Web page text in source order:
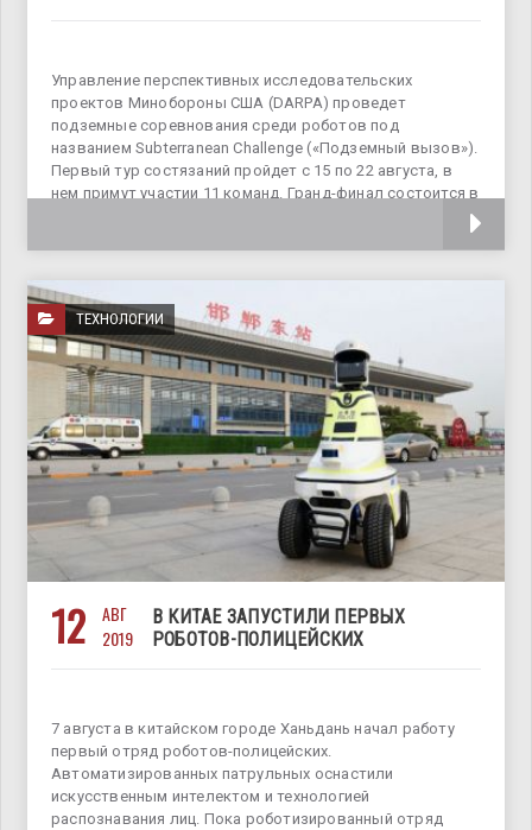
Управление перспективных исследовательских
проектов Минобороны США (DARPA) проведет
подземные соревнования среди роботов под
названием Subterranean Challenge («Подземный вызов»).
Первый тур состязаний пройдет с 15 по 22 августа, в
нем примут участии 11 команд. Гранд-финал состоится в
ТЕХНОЛОГИИ
12
АВГ
2019
В КИТАЕ ЗАПУСТИЛИ ПЕРВЫХ
РОБОТОВ-ПОЛИЦЕЙСКИХ
7 августа в китайском городе Ханьдань начал работу
первый отряд роботов-полицейских.
Автоматизированных патрульных оснастили
искусственным интелектом и технологией
распознавания лиц. Пока роботизированный отряд